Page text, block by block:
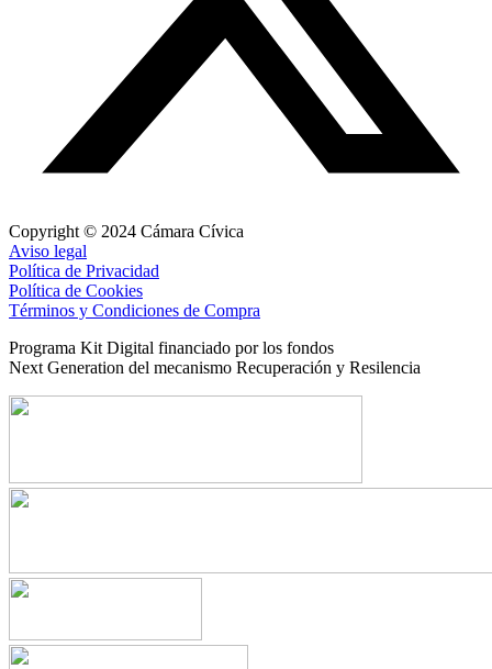
Copyright © 2024 Cámara Cívica
Aviso legal
Política de Privacidad
Política de Cookies
Términos y Condiciones de Compra
Programa Kit Digital financiado por los fondos
Next Generation del mecanismo Recuperación y Resilencia